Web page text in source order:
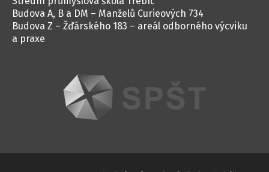
Budova A, B a DM – Manželů Curieových 734
Budova Z – Žďárského 183 – areál odborného výcviku
a praxe